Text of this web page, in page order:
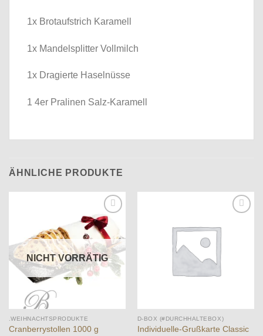
1x Brotaufstrich Karamell
1x Mandelsplitter Vollmilch
1x Dragierte Haselnüsse
1 4er Pralinen Salz-Karamell
ÄHNLICHE PRODUKTE
Auf die
Wunschliste
NICHT VORRÄTIG
.WEIHNACHTSPRODUKTE
Cranberrystollen 1000 g
Wunschliste
D-BOX (#DURCHHALTEBOX)
Individuelle-Grußkarte Classic